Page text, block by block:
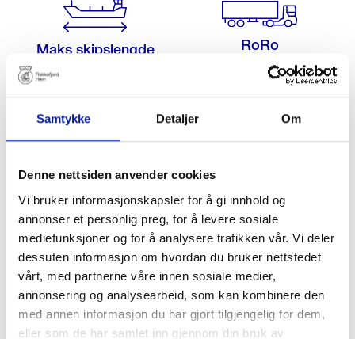
Samtykke Detaljer Om
Denne nettsiden anvender cookies
Vi bruker informasjonskapsler for å gi innhold og
annonser et personlig preg, for å levere sosiale
mediefunksjoner og for å analysere trafikken vår. Vi deler
dessuten informasjon om hvordan du bruker nettstedet
vårt, med partnerne våre innen sosiale medier,
annonsering og analysearbeid, som kan kombinere den
med annen informasjon du har gjort tilgjengelig for dem,
eller som de har samlet inn gjennom din bruk av
Maks skipslengde
RoRo
rampe